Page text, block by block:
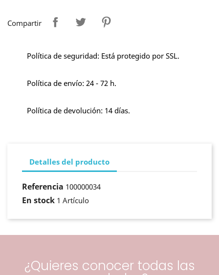
Compartir
Política de seguridad: Está protegido por SSL.
Política de envío: 24 - 72 h.
Política de devolución: 14 días.
Detalles del producto
Referencia 100000034
En stock 1 Artículo
¿Quieres conocer todas las